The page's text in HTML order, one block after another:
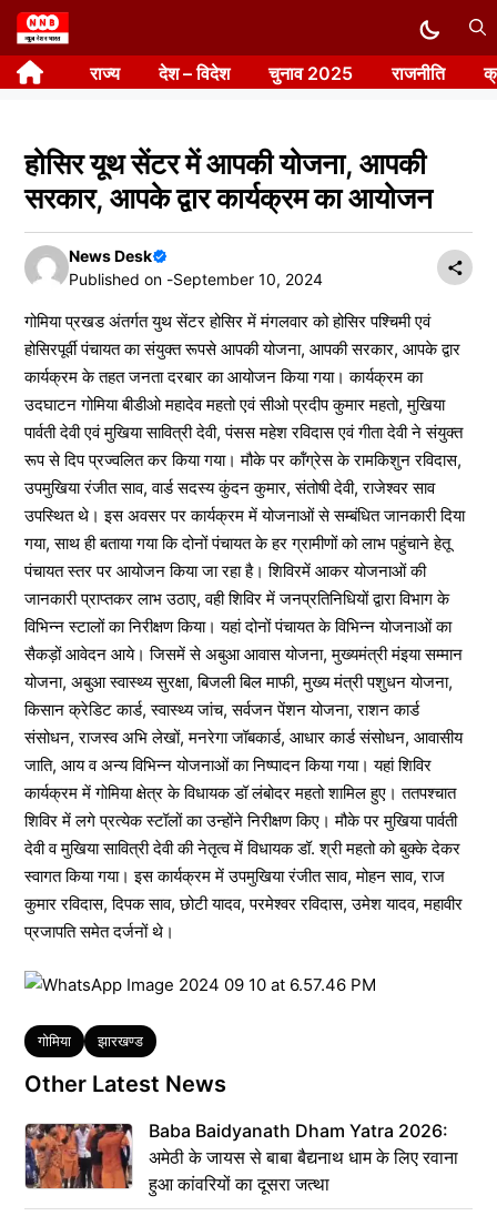
Skip
to
content राज्य देश – विदेश चुनाव 2025 राजनीति
होसिर यूथ सेंटर में आपकी योजना, आपकी
सरकार, आपके द्वार कार्यक्रम का आयोजन
News Desk
Published on -September 10, 2024
गोमिया प्रखड अंतर्गत युथ सेंटर होसिर में मंगलवार को होसिर पश्चिमी एवं
होसिरपूर्वी पंचायत का संयुक्त रूपसे आपकी योजना, आपकी सरकार, आपके द्वार
कार्यक्रम के तहत जनता दरबार का आयोजन किया गया। कार्यक्रम का
उदघाटन गोमिया बीडीओ महादेव महतो एवं सीओ प्रदीप कुमार महतो, मुखिया
पार्वती देवी एवं मुखिया सावित्री देवी, पंसस महेश रविदास एवं गीता देवी ने संयुक्त
रूप से दिप प्रज्वलित कर किया गया। मौके पर कॉंग्रेस के रामकिशुन रविदास,
उपमुखिया रंजीत साव, वार्ड सदस्य कुंदन कुमार, संतोषी देवी, राजेश्वर साव
उपस्थित थे। इस अवसर पर कार्यक्रम में योजनाओं से सम्बंधित जानकारी दिया
गया, साथ ही बताया गया कि दोनों पंचायत के हर ग्रामीणों को लाभ पहुंचाने हेतू
पंचायत स्तर पर आयोजन किया जा रहा है। शिविरमें आकर योजनाओं की
जानकारी प्राप्तकर लाभ उठाए, वही शिविर में जनप्रतिनिधियों द्वारा विभाग के
विभिन्न स्टालों का निरीक्षण किया। यहां दोनों पंचायत के विभिन्न योजनाओं का
सैकड़ों आवेदन आये। जिसमें से अबुआ आवास योजना, मुख्यमंत्री मंइया सम्मान
योजना, अबुआ स्वास्थ्य सुरक्षा, बिजली बिल माफी, मुख्य मंत्री पशुधन योजना,
किसान क्रेडिट कार्ड, स्वास्थ्य जांच, सर्वजन पेंशन योजना, राशन कार्ड
संसोधन, राजस्व अभि लेखों, मनरेगा जॉबकार्ड, आधार कार्ड संसोधन, आवासीय
जाति, आय व अन्य विभिन्न योजनाओं का निष्पादन किया गया। यहां शिविर
कार्यक्रम में गोमिया क्षेत्र के विधायक डॉ लंबोदर महतो शामिल हुए। ततपश्चात
शिविर में लगे प्रत्येक स्टॉलों का उन्होंने निरीक्षण किए। मौके पर मुखिया पार्वती
देवी व मुखिया सावित्री देवी की नेतृत्व में विधायक डॉ. श्री महतो को बुक्के देकर
स्वागत किया गया। इस कार्यक्रम में उपमुखिया रंजीत साव, मोहन साव, राज
कुमार रविदास, दिपक साव, छोटी यादव, परमेश्वर रविदास, उमेश यादव, महावीर
प्रजापति समेत दर्जनों थे।
Tags
गोमिया झारखण्ड
Other Latest News
Baba Baidyanath Dham Yatra 2026:
अमेठी के जायस से बाबा बैद्यनाथ धाम के लिए रवाना
हुआ कांवरियों का दूसरा जत्था